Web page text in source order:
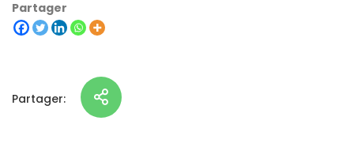
Partager
Partager: